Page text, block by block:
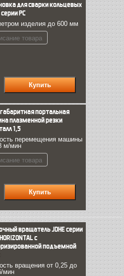
для сварки кольцевых
PC
изделия до 600 мм
товара
портальная
плазменной резки
1,5
перемещения машины
м/мин
товара
вращатель JDHE серии
с
подъемной
вращения от 0,25 до
мин